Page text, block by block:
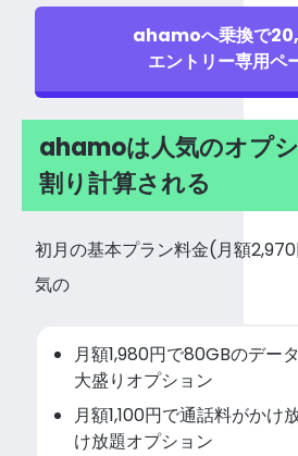
ahamoへ乗換で
エントリー専用ペ
ahamoは人気のオプ
割り計算される
初月の基本プラン料金(月額
気の
月額1,980円で80GBのデー
大盛りオプション
月額1,100円で通話料がかけ
け放題オプション